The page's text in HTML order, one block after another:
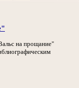
на прощание"